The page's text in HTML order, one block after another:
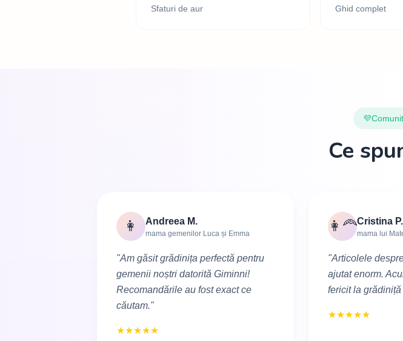
Sfaturi de aur Ghid complet
💜
Ce
👩 Andreea M.
mama gemenilor Luca și Emma
"Am găsit grădinița perfectă pentru
gemenii noștri datorită Giminni!
Recomandările au fost exact ce
căutam."
★★★★★
👩‍🦰Cristina P.
mama lui
"Articolele
ajutat enorm.
fericit la
★★★★★